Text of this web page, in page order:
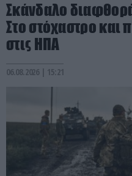
Σκάνδαλο
Στο στόχαστρο
στις ΗΠΑ
06.08.2026 | 15:21